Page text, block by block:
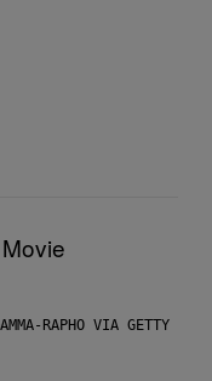
RAPHO VIA GETTY